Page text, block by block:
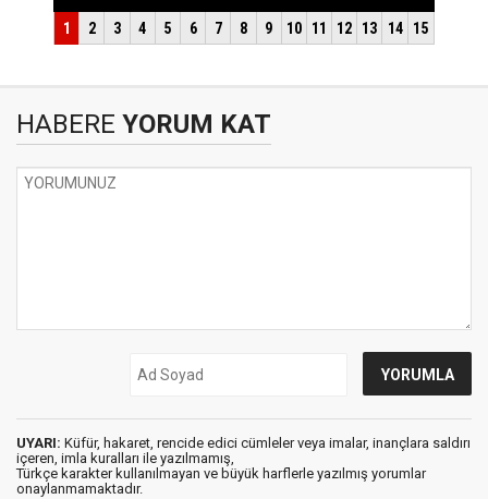
HABERE YORUM KAT
UYARI: Küfür, hakaret, rencide edici cümleler veya imalar, inançlara saldırı
içeren, imla kuralları ile yazılmamış,
Türkçe karakter kullanılmayan ve büyük harflerle yazılmış yorumlar
onaylanmamaktadır.